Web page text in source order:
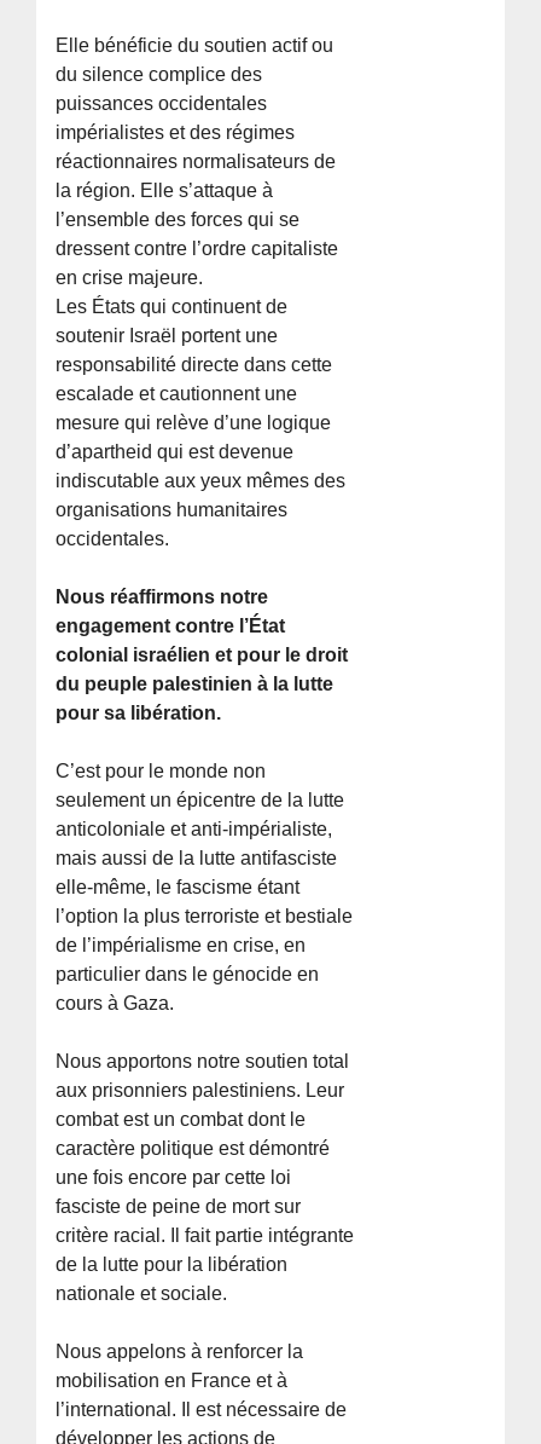
Elle bénéficie du soutien actif ou
du silence complice des
puissances occidentales
impérialistes et des régimes
réactionnaires normalisateurs de
la région. Elle s’attaque à
l’ensemble des forces qui se
dressent contre l’ordre capitaliste
en crise majeure.
Les États qui continuent de
soutenir Israël portent une
responsabilité directe dans cette
escalade et cautionnent une
mesure qui relève d’une logique
d’apartheid qui est devenue
indiscutable aux yeux mêmes des
organisations humanitaires
occidentales.
Nous réaffirmons notre
engagement contre l’État
colonial israélien et pour le droit
du peuple palestinien à la lutte
pour sa libération.
C’est pour le monde non
seulement un épicentre de la lutte
anticoloniale et anti-impérialiste,
mais aussi de la lutte antifasciste
elle-même, le fascisme étant
l’option la plus terroriste et bestiale
de l’impérialisme en crise, en
particulier dans le génocide en
cours à Gaza.
Nous apportons notre soutien total
aux prisonniers palestiniens. Leur
combat est un combat dont le
caractère politique est démontré
une fois encore par cette loi
fasciste de peine de mort sur
critère racial. Il fait partie intégrante
de la lutte pour la libération
nationale et sociale.
Nous appelons à renforcer la
mobilisation en France et à
l’international. Il est nécessaire de
développer les actions de